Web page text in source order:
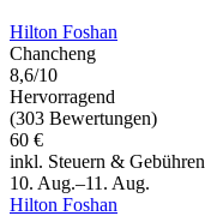
Hilton Foshan
Chancheng
8,6/10
Hervorragend
(303 Bewertungen)
60 €
inkl. Steuern & Gebühren
10. Aug.–11. Aug.
Hilton Foshan